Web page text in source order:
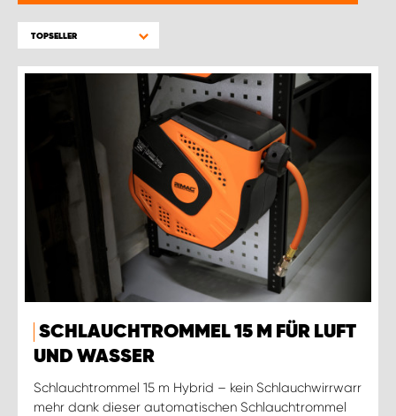
TOPSELLER
SCHLAUCHTROMMEL 15 M FÜR LUFT
UND WASSER
Schlauchtrommel 15 m Hybrid – kein Schlauchwirrwarr
mehr dank dieser automatischen Schlauchtrommel